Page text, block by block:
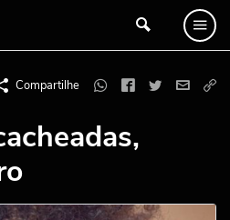
Compartilhe